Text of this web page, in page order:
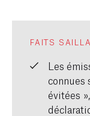
FAITS
Les
connues
évitées